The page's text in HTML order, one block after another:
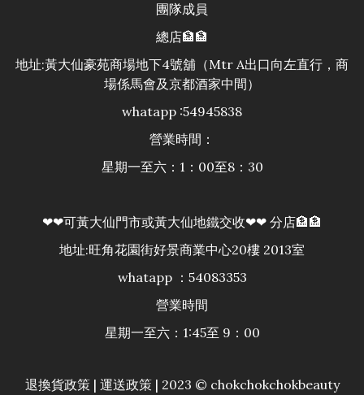
團隊成員
總店🏦🏦
地址:黃大仙豪苑商場地下4號舖（Mtr A出口向左直行，商
場係馬會及京都酒家中間）
whatapp :54945838
營業時間：
星期一至六：1：00至8：30
❤❤可黃大仙門市或黃大仙地鐵交收❤❤ 分店🏦🏦
地址:旺角花園街好景商業中心20樓 2013室
whatapp ：54083353
營業時間
星期一至六：1:45至 9：00
退換貨政策| 運送政策| 2023 © chokchokchokbeauty